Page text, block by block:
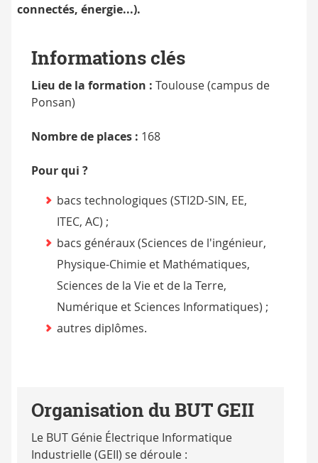
connectés, énergie...).
Informations clés
Lieu de la formation : Toulouse (campus de
Ponsan)
Nombre de places : 168
Pour qui ?
bacs technologiques (STI2D-SIN, EE,
ITEC, AC) ;
bacs généraux (Sciences de l'ingénieur,
Physique-Chimie et Mathématiques,
Sciences de la Vie et de la Terre,
Numérique et Sciences Informatiques) ;
autres diplômes.
Organisation du BUT GEII
Le BUT Génie Électrique Informatique
Industrielle (GEII) se déroule :